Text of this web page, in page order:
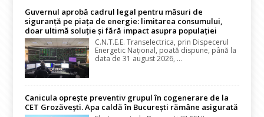
Guvernul aprobă cadrul legal pentru măsuri de
siguranță pe piața de energie: limitarea consumului,
doar ultimă soluție și fără impact asupra populației
C.N.T.E.E. Transelectrica, prin Dispecerul
Energetic Național, poată dispune, până la
data de 31 august 2026, ...
Canicula oprește preventiv grupul în cogenerare de la
CET Grozăvești. Apa caldă în București rămâne asigurată